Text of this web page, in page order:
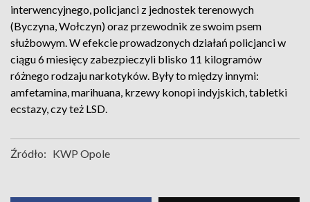
interwencyjnego, policjanci z jednostek terenowych
(Byczyna, Wołczyn) oraz przewodnik ze swoim psem
służbowym. W efekcie prowadzonych działań policjanci w
ciągu 6 miesięcy zabezpieczyli blisko 11 kilogramów
różnego rodzaju narkotyków. Były to między innymi:
amfetamina, marihuana, krzewy konopi indyjskich, tabletki
ecstazy, czy też LSD.
Źródło: KWP Opole